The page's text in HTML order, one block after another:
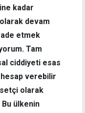
kadar
devam
etmek
Tam
ciddiyeti esas
verebilir
olarak
ülkenin